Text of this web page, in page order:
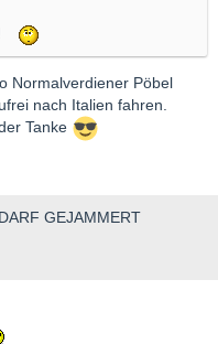
Normalverdiener Pöbel
nach Italien fahren.
Tanke
GEJAMMERT